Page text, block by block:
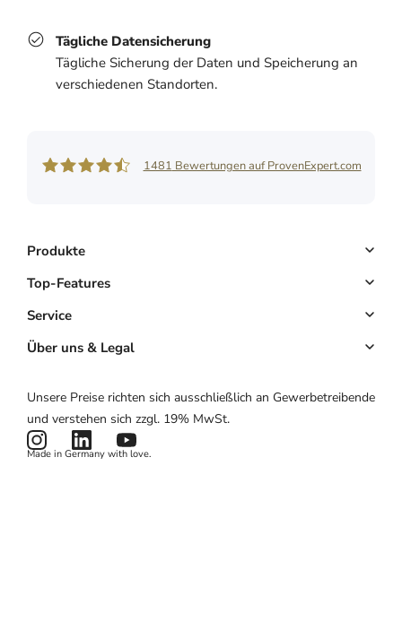
Tägliche Datensicherung
Tägliche Sicherung der Daten und Speicherung an
verschiedenen Standorten.
1481 Bewertungen auf ProvenExpert.com
Produkte
Buchungssystem
Kassensystem
Komplettlösung
Hardware
Preise
Top-Features
Online-Terminbuchung
Kundenmanagement
Zahlungen
Kartenlesegerät
Service
Key Account
Potenzialrechner
Über uns & Legal
Impressum
AGB
Unsere Preise richten sich ausschließlich an Gewerbetreibende
und verstehen sich zzgl. 19% MwSt.
Made in Germany with love.